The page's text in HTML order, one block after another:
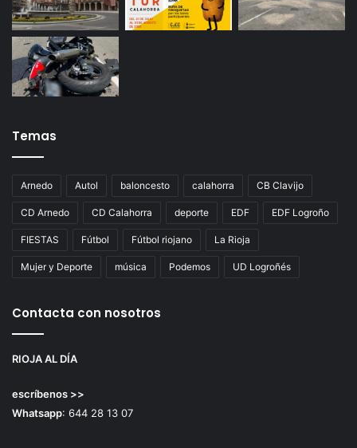
Temas
Arnedo Autol baloncesto calahorra CB Clavijo
CD Arnedo CD Calahorra deporte EDF EDF Logroño
FIESTAS Fútbol Fútbol riojano La Rioja
Mujer y Deporte música Podemos UD Logroñés
Contacta con nosotros
RIOJA AL DÍA
escríbenos >>
Whatsapp: 644 28 13 07